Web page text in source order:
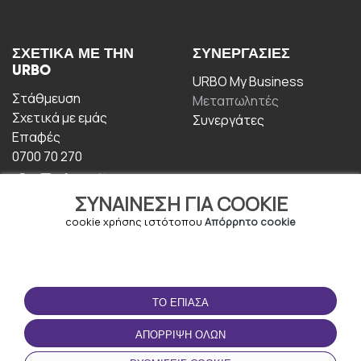
ΣΥΝΑΊΝΕΣΗ ΓΙΑ COOKIE
cookie χρήσης ιστότοπου Απόρρητο cookie
ΤΟ ΈΠΙΑΣΑ
ΑΠΌΡΡΙΨΗ ΌΛΩΝ
ΣΧΕΤΙΚΆ ΜΕ ΤΗΝ
URBO
Στάθμευση
Σχετικά με εμάς
Επαφές
0700 70 270
ΣΥΝΕΡΓΑΣΊΕΣ
URBO My Business
Μεταπωλητές
Συνεργάτες
ΟΡΟΙ ΧΡΉΣΗΣ
Οροι και Προϋποθέσεις
Πολιτική απορρήτου
ΚΑΤΕΒΆΣΤΕ ΤΗΝ
ΕΦΑΡΜΟΓΉ